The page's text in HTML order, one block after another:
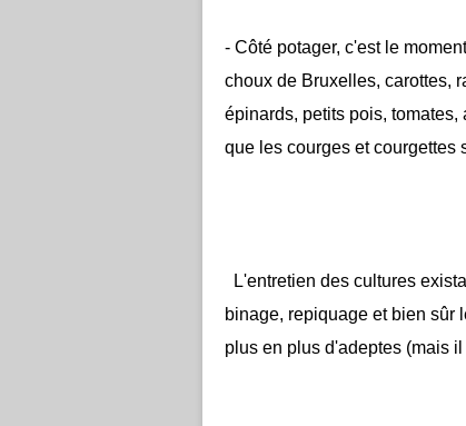
- Côté potager, c'est le
choux de Bruxelles, carottes,
épinards, petits pois,
que les courges et courgettes
L'entretien des cultures
binage, repiquage et bien sûr
plus en plus d'adeptes (mais